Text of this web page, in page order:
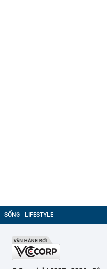
SỐNG LIFESTYLE